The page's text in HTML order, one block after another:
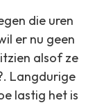
die uren
er nu geen
alsof ze
Langdurige
lastig het is